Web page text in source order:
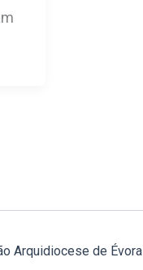
Arquidiocese de Évora